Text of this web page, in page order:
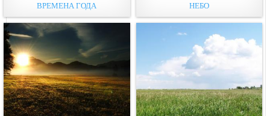
ВРЕМЕНА ГОДА НЕБО